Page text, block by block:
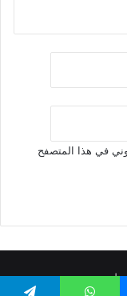
في هذا المتصفح
|مستر ميرو